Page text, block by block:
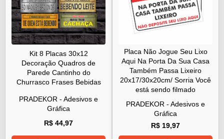
Kit 8 Placas 30x12
Decoração Quadros de
Parede Cantinho do
Churrasco Frases Bebidas
PRADEKOR - Adesivos e
Gráfica
R$ 44,97
Placa Não Jogue Seu Lixo
Aqui Na Porta Da Sua Casa
Também Passa Lixeiro
20x17/30x20cm/ Sorria Você
está sendo filmado
PRADEKOR - Adesivos e
Gráfica
R$ 19,97